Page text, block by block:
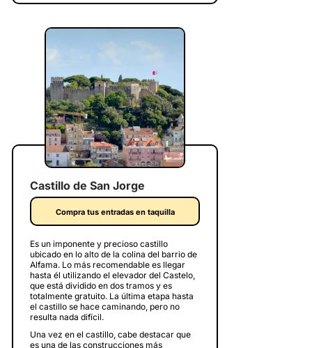
Castillo de San Jorge
Compra tus entradas en taquilla
Es un imponente y precioso castillo
ubicado en lo alto de la colina del barrio de
Alfama. Lo más recomendable es llegar
hasta él utilizando el elevador del Castelo,
que está dividido en dos tramos y es
totalmente gratuito. La última etapa hasta
el castillo se hace caminando, pero no
resulta nada difícil.
Una vez en el castillo, cabe destacar que
es una de las construcciones más